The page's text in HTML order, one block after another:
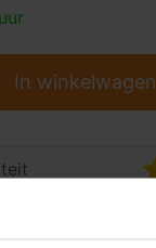
In winkelwagen